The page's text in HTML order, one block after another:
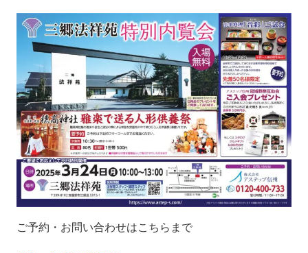
ご予約・お問い合わせはこちらまで